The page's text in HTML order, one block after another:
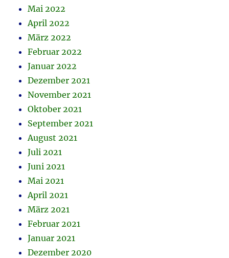
Mai 2022
April 2022
März 2022
Februar 2022
Januar 2022
Dezember 2021
November 2021
Oktober 2021
September 2021
August 2021
Juli 2021
Juni 2021
Mai 2021
April 2021
März 2021
Februar 2021
Januar 2021
Dezember 2020